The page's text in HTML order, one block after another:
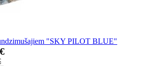
"SKY PILOT BLUE"